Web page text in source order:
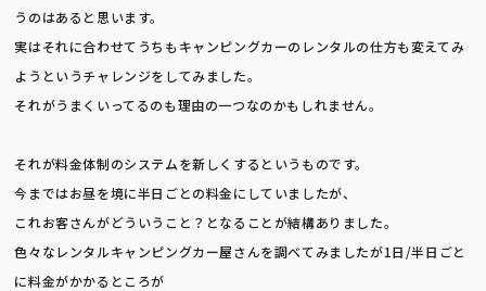
online reservation
うのはあると思います。
実はそれに合わせてうちもキャンピングカーのレンタルの仕方も変えてみ
ようというチャレンジをしてみました。
それがうまくいってるのも理由の一つなのかもしれません。
それが料金体制のシステムを新しくするというものです。
今まではお昼を境に半日ごとの料金にしていましたが、
これお客さんがどういうこと？となることが結構ありました。
色々なレンタルキャンピングカー屋さんを調べてみましたが1日/半日ごと
に料金がかかるところが